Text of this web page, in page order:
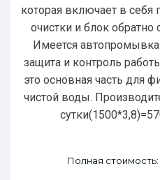
которая включает в
очистки и блок
Имеется
защита и контроль
это основная часть для
чистой воды.
Полная стоимость: